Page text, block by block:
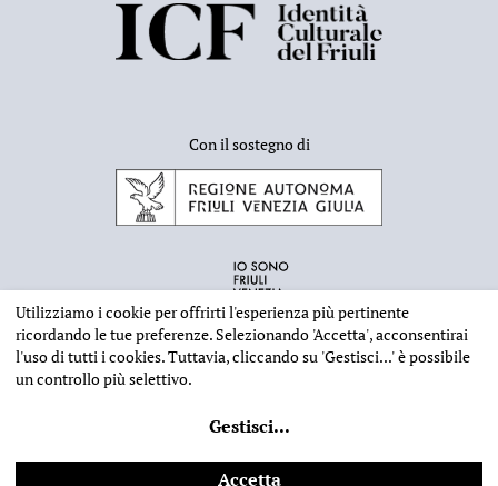
Con il sostegno di
2026 - Deputazione di Storia Patria per il Friuli - CF 80023560305
Web designIlaria Comello- Powered bySICAPWeb
Utilizziamo i cookie per offrirti l'esperienza più pertinente
ricordando le tue preferenze. Selezionando 'Accetta', acconsentirai
l'uso di tutti i cookies. Tuttavia, cliccando su 'Gestisci...'è possibile
un controllo più selettivo.
Gestisci...
Accetta